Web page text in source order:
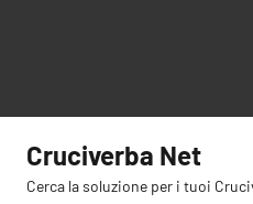
contenuto
Cruciverba Net
Cerca la soluzione per i tuoi